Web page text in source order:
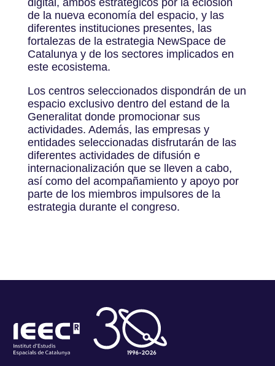
de la nueva economía del espacio, y las
diferentes instituciones presentes, las
fortalezas de la estrategia NewSpace de
Catalunya y de los sectores implicados en
este ecosistema.
Los centros seleccionados dispondrán de un
espacio exclusivo dentro del estand de la
Generalitat donde promocionar sus
actividades. Además, las empresas y
entidades seleccionadas disfrutarán de las
diferentes actividades de difusión e
internacionalización que se lleven a cabo,
así como del acompañamiento y apoyo por
parte de los miembros impulsores de la
estrategia durante el congreso.